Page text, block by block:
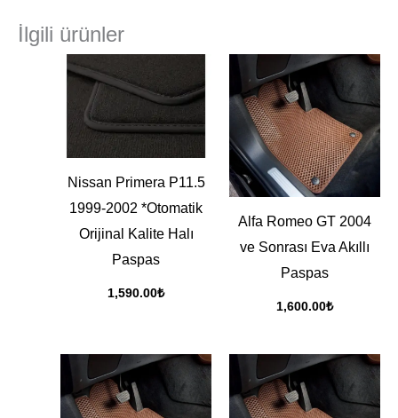
İlgili ürünler
Nissan Primera P11.5
1999-2002 *Otomatik
Orijinal Kalite Halı
Paspas
1,590.00₺
Alfa Romeo GT 2004
ve Sonrası Eva Akıllı
Paspas
1,600.00₺